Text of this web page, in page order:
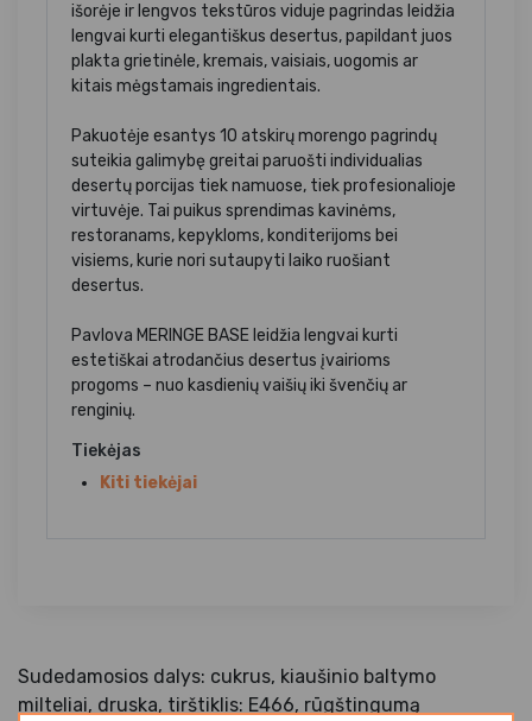
išorėje ir lengvos tekstūros viduje pagrindas leidžia
lengvai kurti elegantiškus desertus, papildant juos
plakta grietinėle, kremais, vaisiais, uogomis ar
kitais mėgstamais ingredientais.
Pakuotėje esantys 10 atskirų morengo pagrindų
suteikia galimybę greitai paruošti individualias
desertų porcijas tiek namuose, tiek profesionalioje
virtuvėje. Tai puikus sprendimas kavinėms,
restoranams, kepykloms, konditerijoms bei
visiems, kurie nori sutaupyti laiko ruošiant
desertus.
Pavlova MERINGE BASE leidžia lengvai kurti
estetiškai atrodančius desertus įvairioms
progoms – nuo kasdienių vaišių iki švenčių ar
renginių.
Tiekėjas
Kiti tiekėjai
Sudedamosios dalys: cukrus, kiaušinio baltymo
milteliai, druska, tirštiklis: E466, rūgštingumą